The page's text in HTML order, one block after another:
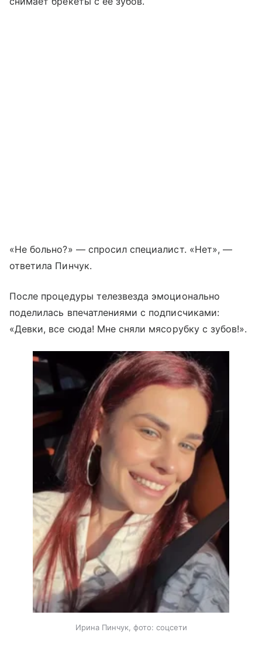
«Не больно?» — спросил специалист. «Нет», —
ответила Пинчук.
После процедуры телезвезда эмоционально
поделилась впечатлениями с подписчиками:
«Девки, все сюда! Мне сняли мясорубку с зубов!».
Ирина Пинчук, фото: соцсети